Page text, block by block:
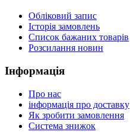
Обліковий запис
Історія замовлень
Список бажаних товарів
Розсилання новин
Інформація
Про нас
інформація про доставку
Як зробити замовлення
Система знижок